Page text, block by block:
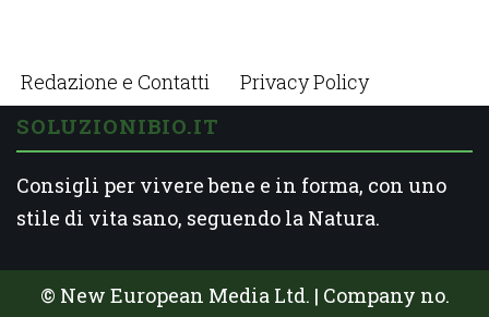
Redazione e Contatti Privacy Policy
SOLUZIONIBIO.IT
Consigli per vivere bene e in forma, con uno
stile di vita sano, seguendo la Natura.
© New European Media Ltd. | Company no.